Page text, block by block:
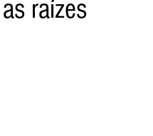
raízes